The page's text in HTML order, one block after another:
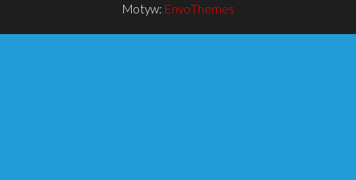
Motyw: EnvoThemes